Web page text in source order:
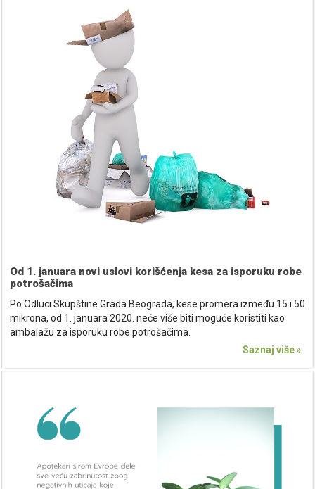
Od 1. januara novi uslovi korišćenja kesa za isporuku robe
potrošačima
Po Odluci Skupštine Grada Beograda, kese promera između 15 i 50
mikrona, od 1. januara 2020. neće više biti moguće koristiti kao
ambalažu za isporuku robe potrošačima.
Saznaj više